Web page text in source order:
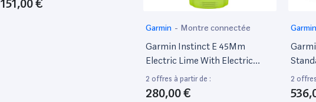
151,00 €
Garmin - Montre connectée
Garmin Instinct E 45Mm
Electric Lime With Electric
Band
2 offres à partir de :
280,00 €
Noir
2